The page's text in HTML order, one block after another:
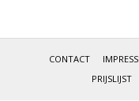
CONTACT
PRIJSLIJST